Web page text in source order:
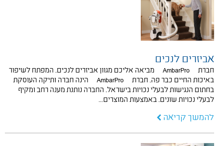
אביזרים לנכים
חברת AmbarPro מביאה אליכם מגוון אביזרים לנכים. המפתח לשיפור
באיכות החיים כבר פה. חברת AmbarPro הינה חברה ותיקה העוסקת
בחתום הנגישות לבעלי נכויות בישראל. החברה נותנת מענה רחב ומקיף
לבעלי נכויות שונים. באמצעות המוצרים…
להמשך קריאה